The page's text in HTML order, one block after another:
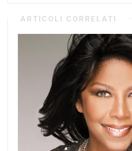
ARTICOLI CORRELATI